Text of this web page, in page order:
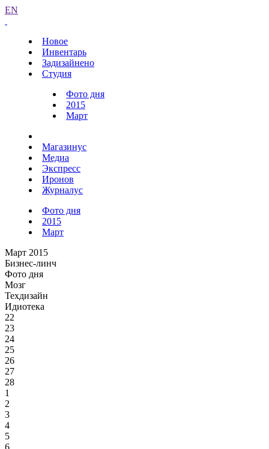
EN
Новое
Инвентарь
Задизайнено
Студия
Фото дня
2015
Март
Магазинус
Медиа
Экспресс
Иронов
Журналус
Фото дня
2015
Март
Март 2015
Бизнес-линч
Фото дня
Мозг
Техдизайн
Идиотека
22
23
24
25
26
27
28
1
2
3
4
5
6